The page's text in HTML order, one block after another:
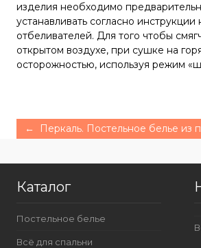
изделия необходимо
устанавливать согласно
отбеливателей. Для того чтобы
открытом воздухе, при сушке на
осторожностью, используя режим
← Перкаль. Постельное белье из
Каталог
Постельное белье
Всё для спальни